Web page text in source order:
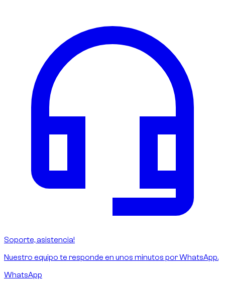
Soporte, asistencia!
Nuestro equipo te responde en unos minutos por WhatsApp.
WhatsApp